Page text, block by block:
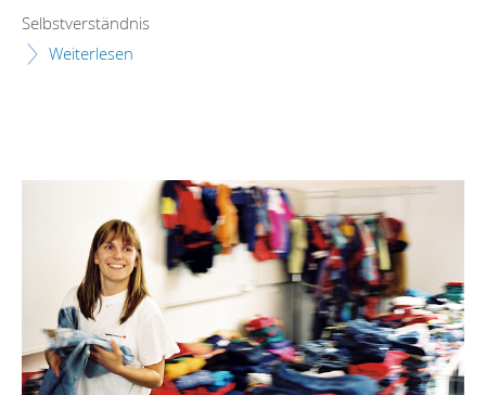
Selbstverständnis
Weiterlesen